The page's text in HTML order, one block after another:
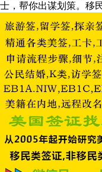
士，帮你出谋划策。移